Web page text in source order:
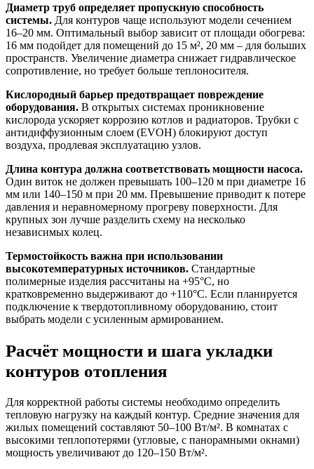
Диаметр труб определяет пропускную способность
системы. Для контуров чаще используют модели сечением
16–20 мм. Оптимальный выбор зависит от площади обогрева:
16 мм подойдет для помещений до 15 м², 20 мм – для больших
пространств. Увеличение диаметра снижает гидравлическое
сопротивление, но требует больше теплоносителя.
Кислородный барьер предотвращает повреждение
оборудования. В открытых системах проникновение
кислорода ускоряет коррозию котлов и радиаторов. Трубки с
антидиффузионным слоем (EVOH) блокируют доступ
воздуха, продлевая эксплуатацию узлов.
Длина контура должна соответствовать мощности насоса.
Один виток не должен превышать 100–120 м при диаметре 16
мм или 140–150 м при 20 мм. Превышение приводит к потере
давления и неравномерному прогреву поверхности. Для
крупных зон лучше разделить схему на несколько
независимых колец.
Термостойкость важна при использовании
высокотемпературных источников. Стандартные
полимерные изделия рассчитаны на +95°C, но
кратковременно выдерживают до +110°C. Если планируется
подключение к твердотопливному оборудованию, стоит
выбрать модели с усиленным армированием.
Расчёт мощности и шага укладки
контуров отопления
Для корректной работы системы необходимо определить
тепловую нагрузку на каждый контур. Средние значения для
жилых помещений составляют 50–100 Вт/м². В комнатах с
высокими теплопотерями (угловые, с панорамными окнами)
мощность увеличивают до 120–150 Вт/м².